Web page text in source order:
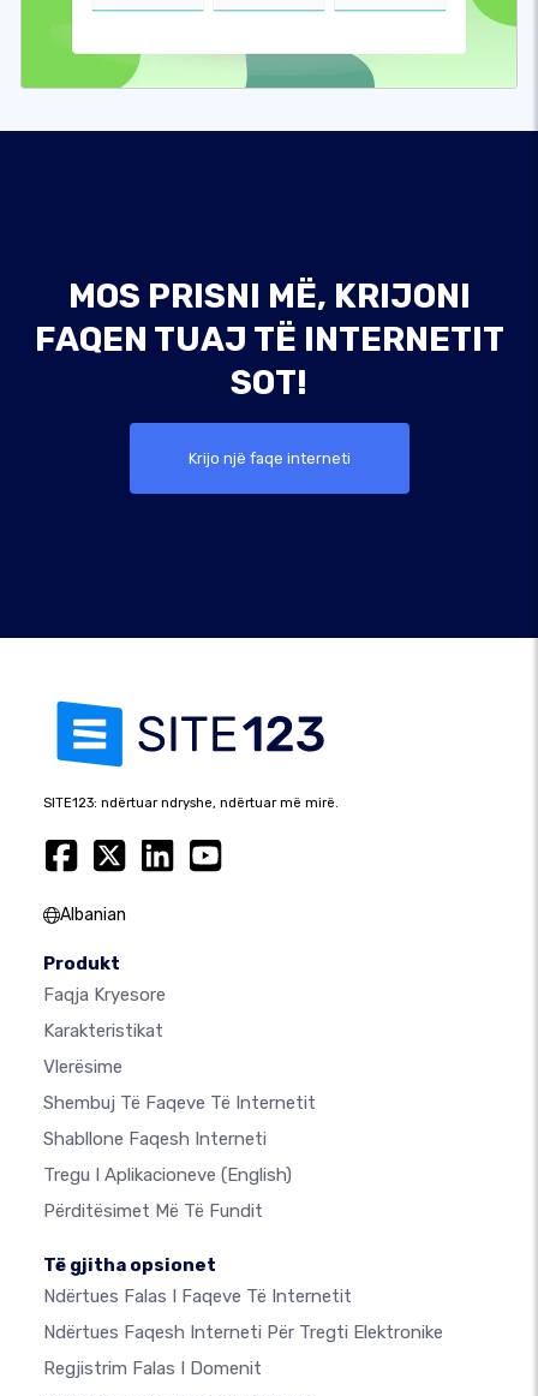
MOS PRISNI MË, KRIJONI
FAQEN TUAJ TË INTERNETIT
SOT!
Krijo një faqe interneti
SITE123: ndërtuar ndryshe, ndërtuar më mirë.
Albanian
Produkt
Faqja Kryesore
Karakteristikat
Vlerësime
Shembuj Të Faqeve Të Internetit
Shabllone Faqesh Interneti
Tregu I Aplikacioneve (English)
Përditësimet Më Të Fundit
Të gjitha opsionet
Ndërtues Falas I Faqeve Të Internetit
Ndërtues Faqesh Interneti Për Tregti Elektronike
Regjistrim Falas I Domenit